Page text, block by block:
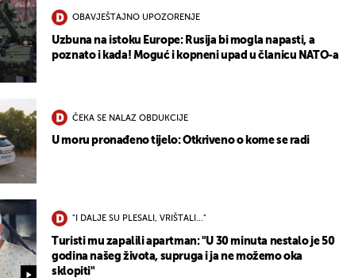
OBAVJEŠTAJNO UPOZORENJE
Uzbuna na istoku Europe: Rusija bi mogla napasti, a
poznato i kada! Moguć i kopneni upad u članicu NATO-a
ČEKA SE NALAZ OBDUKCIJE
U moru pronađeno tijelo: Otkriveno o kome se radi
"I DALJE SU PLESALI, VRIŠTALI..."
Turisti mu zapalili apartman: "U 30 minuta nestalo je 50
godina našeg života, supruga i ja ne možemo oka
sklopiti"